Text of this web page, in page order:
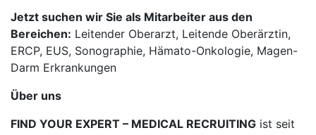
Jetzt suchen wir Sie als Mitarbeiter aus den
Bereichen: Leitender Oberarzt, Leitende Oberärztin,
ERCP, EUS, Sonographie, Hämato-Onkologie, Magen-
Darm Erkrankungen
Über uns
FIND YOUR EXPERT – MEDICAL RECRUITING ist seit